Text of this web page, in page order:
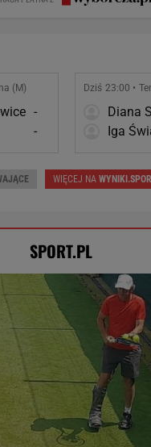
ojcem
(M)
-
-
Dziś 23:00 •
Diana
Iga
WIĘCEJ NA
SPORT.PL